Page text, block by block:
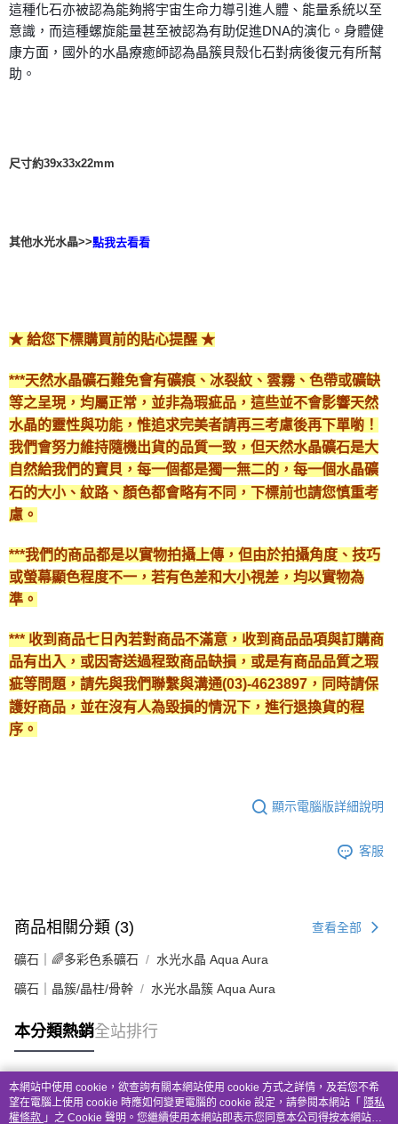
這種化石亦被認為能夠將宇宙生命力導引進人體、能量系統以至
意識，而這種螺旋能量甚至被認為有助促進DNA的演化。身體健
康方面，國外的水晶療癒師認為晶簇貝殼化石對病後復元有所幫
助。
尺寸約39x33x22mm
其他水光水晶>>點我去看看
★ 給您下標購買前的貼心提醒 ★
***天然水晶礦石難免會有礦痕、冰裂紋、雲霧、色帶或礦缺
等之呈現，均屬正常，並非為瑕疵品，這些並不會影響天然
水晶的靈性與功能，惟追求完美者請再三考慮後再下單喲！
我們會努力維持隨機出貨的品質一致，但天然水晶礦石是大
自然給我們的寶貝，每一個都是獨一無二的，每一個水晶礦
石的大小、紋路、顏色都會略有不同，下標前也請您慎重考
慮。
***我們的商品都是以實物拍攝上傳，但由於拍攝角度、技巧
或螢幕顯色程度不一，若有色差和大小視差，均以實物為
準。
*** 收到商品七日內若對商品不滿意，收到商品品項與訂購商
品有出入，或因寄送過程致商品缺損，或是有商品品質之瑕
疵等問題，請先與我們聯繫與溝通(03)-4623897，同時請保
護好商品，並在沒有人為毀損的情況下，進行退換貨的程
序。
顯示電腦版詳細說明
客服
商品相關分類 (3) 查看全部
礦石｜🌈多彩色系礦石 水光水晶 Aqua Aura
礦石｜晶簇/晶柱/骨幹 水光水晶簇 Aqua Aura
本分類熱銷全站排行
熱門標籤
本網站中使用 cookie，欲查詢有關本網站使用 cookie 方式之詳情，及若您不希
望在電腦上使用 cookie 時應如何變更電腦的 cookie 設定，請參閱本網站「 隱私
權條款 」之 Cookie 聲明。您繼續使用本網站即表示您同意本公司得按本網站使